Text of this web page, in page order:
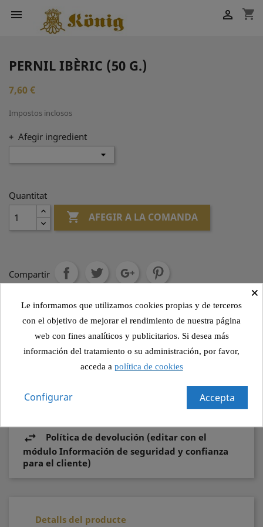
 shopping_cart

PERNIL IBÈRIC (50 G.)
7,60 €
Impostos inclosos
+ Afegir ingredient
Quantitat
 AFEGIR A LA COMANDA
Compartir
Política de seguridad (editar con el módulo
Información de seguridad y confianza para el
cliente)
Información de seguridad y confianza para el
cliente)
Política de devolución (editar con el
módulo Información de seguridad y confianza
para el cliente)
Detalls del producte
×
Le informamos que utilizamos cookies propias y de terceros
con el objetivo de mejorar el rendimiento de nuestra página
web con fines analíticos y publicitarios. Si desea más
información del tratamiento o su administración, por favor,
acceda a política de cookies
Accepta
Configurar